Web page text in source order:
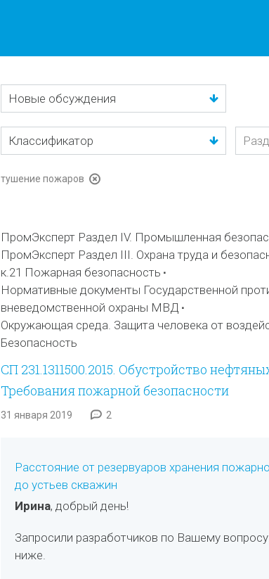
Новые обсуждения
Классификатор
тушение пожаров
ПромЭксперт Раздел IV. Промышленная
ПромЭксперт Раздел III. Охрана труда и
к.21 Пожарная безопасность
Нормативные документы Государственной
вневедомственной охраны МВД
Окружающая среда. Защита человека от
Безопасность
СП 231.1311500.2015. Обустройство
Требования пожарной безопасности
31 января 2019 2
Расстояние от резервуаров хранения
до устьев скважин
Ирина, добрый день!
Запросили разработчиков по Вашему
ниже.